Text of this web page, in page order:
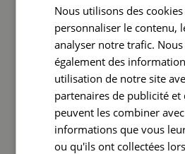
• Garantie du fabricant
• Délai d'exécution rapide
Le dos du miroir (film protecteur)
de celui présenté dans l'offre.
qualité du produit et ne
réclamation.
Nous utilisons des
personnaliser le contenu,
analyser notre trafic.
également des
utilisation de notre site
partenaires de publicité et
peuvent les combiner
informations que vous
ou qu'ils ont collectées